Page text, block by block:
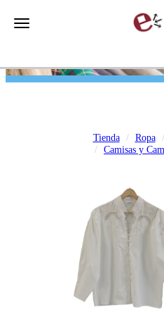
Toggle navigation
Tienda Ropa
Camisas y